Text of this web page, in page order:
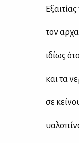
τον
ιδί­ως
και τα
σε